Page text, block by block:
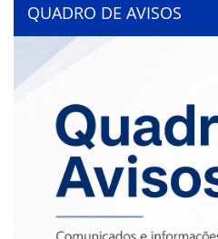
QUADRO DE AVISOS